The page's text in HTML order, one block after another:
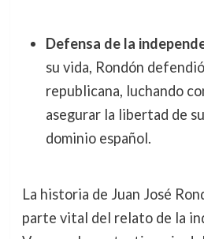
Defensa de la
su vida, Rondón
republicana, luchando
asegurar la libertad de
dominio español.
La historia de Juan José
parte vital del relato de la